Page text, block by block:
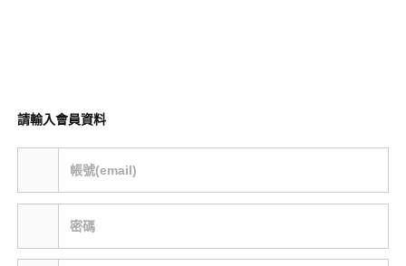
請輸入會員資料
帳號(email)
密碼